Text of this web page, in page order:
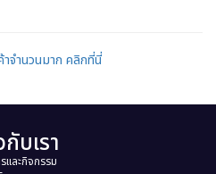
าจำนวนมาก คลิกที่นี่
กับเรา
และกิจกรรม